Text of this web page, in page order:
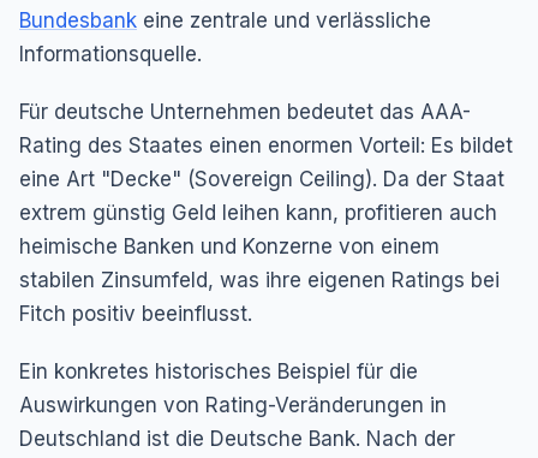
Bundesbank eine zentrale und verlässliche
Informationsquelle.
Für deutsche Unternehmen bedeutet das AAA-
Rating des Staates einen enormen Vorteil: Es bildet
eine Art "Decke" (Sovereign Ceiling). Da der Staat
extrem günstig Geld leihen kann, profitieren auch
heimische Banken und Konzerne von einem
stabilen Zinsumfeld, was ihre eigenen Ratings bei
Fitch positiv beeinflusst.
Ein konkretes historisches Beispiel für die
Auswirkungen von Rating-Veränderungen in
Deutschland ist die Deutsche Bank. Nach der